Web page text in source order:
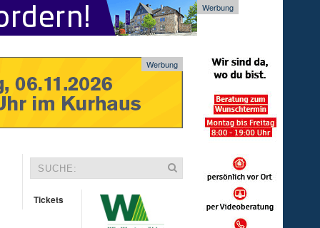
Werbung
Werbung
Tickets